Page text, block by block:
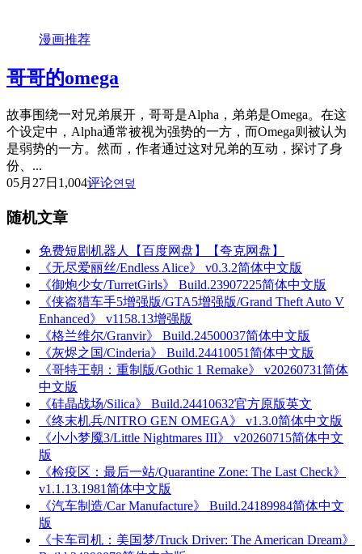
漫画推荐
哥哥的omega
故事围绕一对兄弟展开，哥哥是Alpha，弟弟是Omega。在这
个设定中，Alpha通常被视为强势的一方，而Omega则被认为
是弱势的一方。然而，作者通过这对兄弟的互动，探讨了身
份、...
05月27日 1,004评论연덮
随机文章
免费短剧机器人【百度网盘】【夸克网盘】
《无尽爱丽丝/Endless Alice》 v0.3.2简体中文版
《御炮少女/TurretGirls》 Build.23907225简体中文版
《侠盗猎车手5增强版/GTA5增强版/Grand Theft Auto V
Enhanced》 v1158.13增强版
《格兰维尔/Granvir》 Build.24500037简体中文版
《灰烬之国/Cinderia》 Build.24410051简体中文版
《哥特王朝：重制版/Gothic 1 Remake》 v20260731简体
中文版
《硅晶战场/Silica》 Build.24410632官方原版英文
《终末机兵/NITRO GEN OMEGA》 v1.3.0简体中文版
《小小梦魇3/Little Nightmares III》 v20260715简体中文
版
《检疫区：最后一站/Quarantine Zone: The Last Check》
v1.1.13.1981简体中文版
《汽车制造/Car Manufacture》 Build.24189984简体中文
版
《卡车司机：美国梦/Truck Driver: The American Dream》